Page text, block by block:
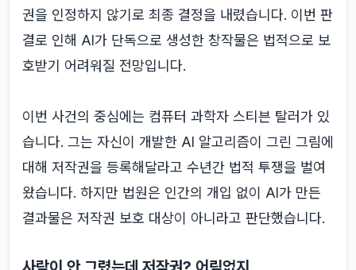
권을 인정하지 않기로 최종 결정을 내렸습니다. 이번 판
결로 인해 AI가 단독으로 생성한 창작물은 법적으로 보
호받기 어려워질 전망입니다.
이번 사건의 중심에는 컴퓨터 과학자 스티븐 탈러가 있
습니다. 그는 자신이 개발한 AI 알고리즘이 그린 그림에
대해 저작권을 등록해달라고 수년간 법적 투쟁을 벌여
왔습니다. 하지만 법원은 인간의 개입 없이 AI가 만든
결과물은 저작권 보호 대상이 아니라고 판단했습니다.